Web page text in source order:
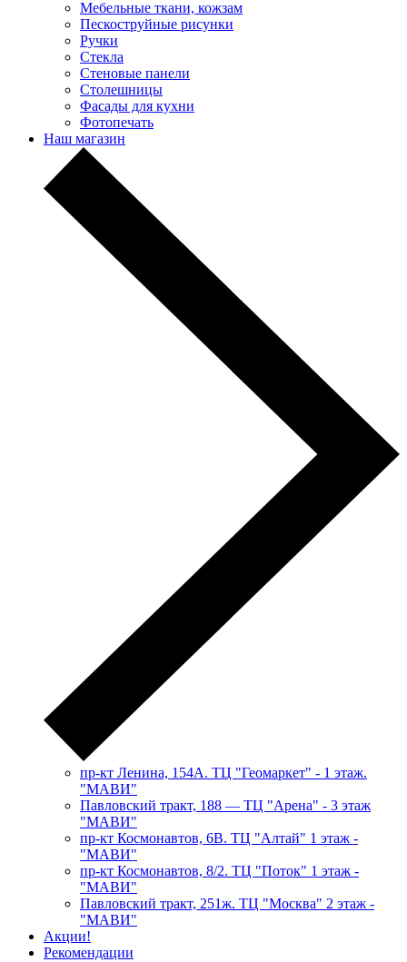
Мебельные ткани, кожзам
Пескоструйные рисунки
Ручки
Стекла
Стеновые панели
Столешницы
Фасады для кухни
Фотопечать
Наш магазин
пр-кт Ленина, 154А. ТЦ "Геомаркет" - 1 этаж.
"МАВИ"
​Павловский тракт, 188 — ТЦ "Арена" - 3 этаж
"МАВИ"
пр-кт Космонавтов, 6В. ТЦ "Алтай" 1 этаж -
"МАВИ"
пр-кт Космонавтов, 8/2. ТЦ "Поток" 1 этаж -
"МАВИ"
Павловский тракт, 251ж. ТЦ "Москва" 2 этаж -
"МАВИ"
Акции!
Рекомендации